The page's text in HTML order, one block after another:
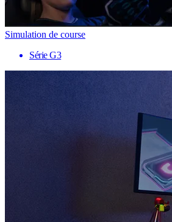
Simulation de course
Série G3